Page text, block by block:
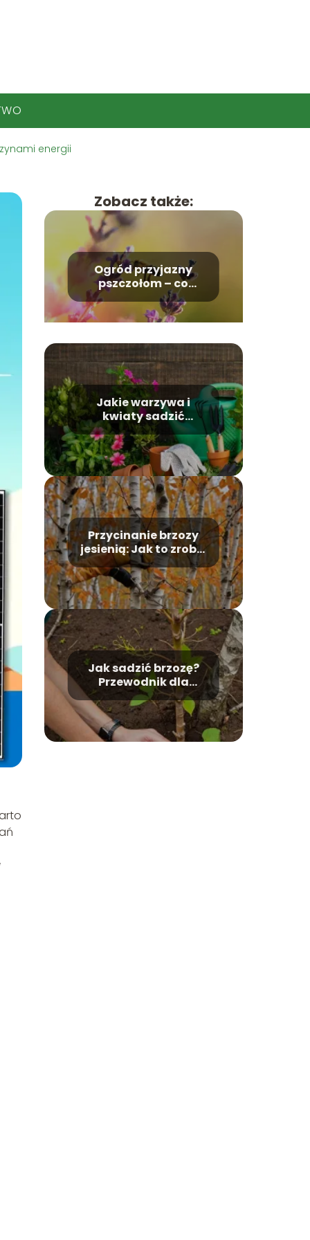
energii
Zobacz także:
Ogród przyjazny
pszczołom – co
posadzić?
Jakie warzywa i
kwiaty sadzić
wiosną?
Przycinanie brzozy
jesienią: Jak to zrobić
poprawnie?
Jak sadzić brzozę?
Przewodnik dla
początkujących.